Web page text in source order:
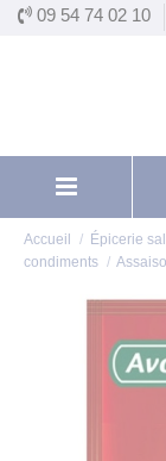
09 54 74 02 10
Accueil Épicerie
condiments
Panneau de gestion